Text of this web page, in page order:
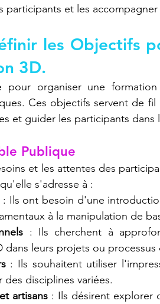
participants et les
les Objectifs
3D.
pour organiser une
Ces objectifs servent de
et guider les participants dans
Publique
et les attentes des
s'adresse à :
: Ils ont besoin d'une
à la manipulation de
: Ils cherchent à
dans leurs projets ou processus
: Ils souhaitent utiliser
disciplines variées.
artisans : Ils désirent explorer